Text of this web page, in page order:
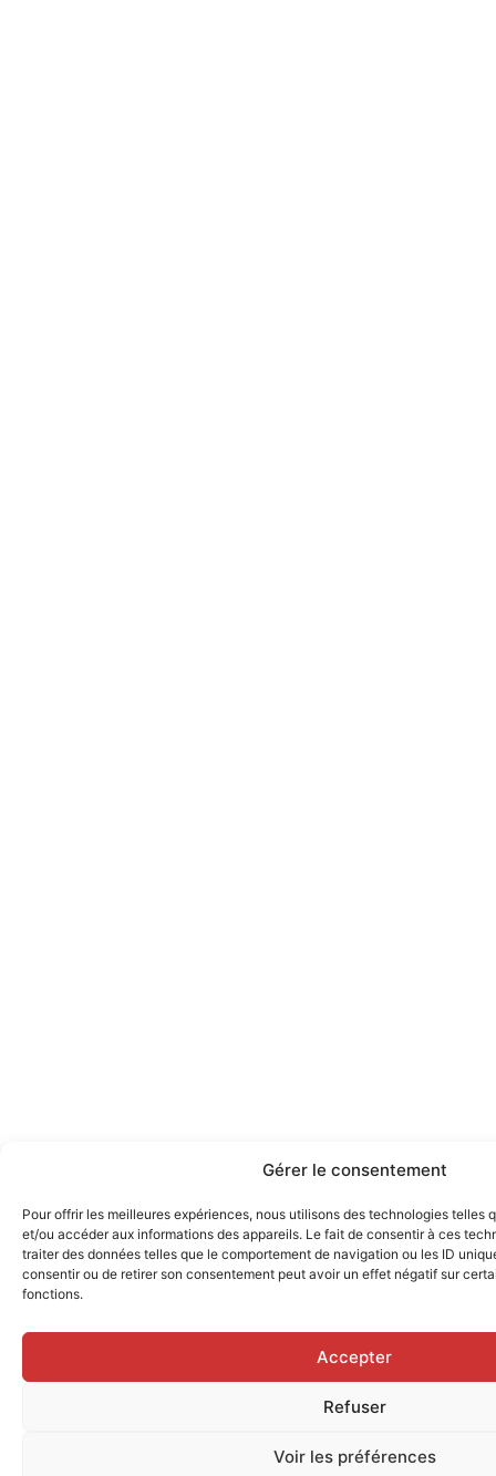
Gérer le consentement
Pour offrir les meilleures expériences, nous utilisons des technologies telles
et/ou accéder aux informations des appareils. Le fait de consentir à ces
traiter des données telles que le comportement de navigation ou les ID
consentir ou de retirer son consentement peut avoir un effet négatif sur
fonctions.
Accepter
Refuser
Voir les préférences